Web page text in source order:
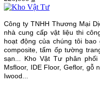
Công ty TNHH Thương Mại
nhà cung cấp vật liệu thi
hoạt động của chúng tôi
composite, tấm ốp tường
sạn... Kho Vật Tư phân
Msfloor, IDE Floor, Geflor, gỗ
Iwood...